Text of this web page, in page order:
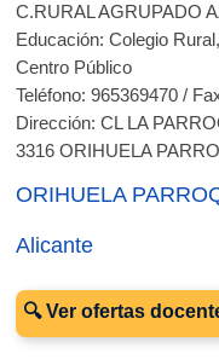
C.RURAL AGRUPADO
Educación: Colegio Rural,
Centro Público
Teléfono: 965369470 /
Dirección: CL LA
3316 ORIHUELA
ORIHUELA
Alicante
🔍 Ver ofertas